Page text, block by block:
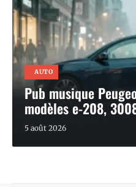
AUTO
Pub musique
modèles e-208,
5 août 2026